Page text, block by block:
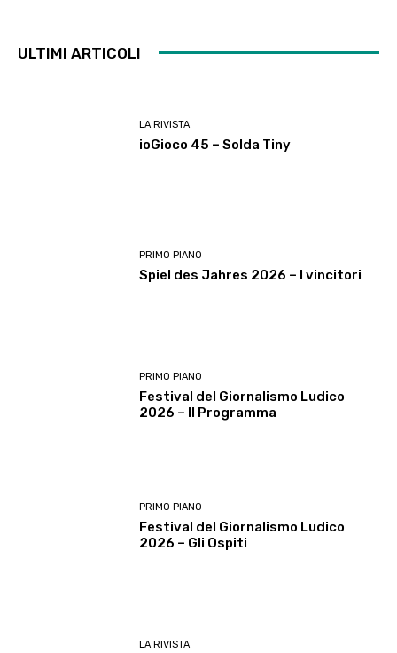
ULTIMI ARTICOLI
LA RIVISTA
ioGioco 45 – Solda Tiny
PRIMO PIANO
Spiel des Jahres 2026 – I vincitori
PRIMO PIANO
Festival del Giornalismo Ludico
2026 – Il Programma
PRIMO PIANO
Festival del Giornalismo Ludico
2026 – Gli Ospiti
LA RIVISTA